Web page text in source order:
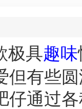
极具趣味
但有些
仔通过